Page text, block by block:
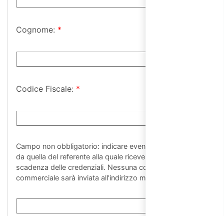
Cognome: *
Codice Fiscale: *
Campo non obbligatorio: indicare eventuale mail diversa
da quella del referente alla quale ricevere avvisi di
scadenza delle credenziali. Nessuna comunicazione
commerciale sarà inviata all'indirizzo mail indicato.